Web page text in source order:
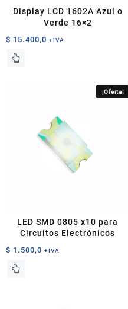
Display LCD 1602A Azul o
Verde 16×2
$ 15.400,0 +IVA
Este
producto
¡Oferta!
LED SMD 0805 x10 para
Circuitos Electrónicos
$ 1.500,0 +IVA
Este